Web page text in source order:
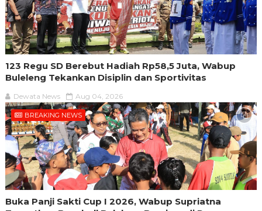
123 Regu SD Berebut Hadiah Rp58,5 Juta, Wabup
Buleleng Tekankan Disiplin dan Sportivitas
Dewata News Aug 04, 2026
BREAKING NEWS
Buka Panji Sakti Cup I 2026, Wabup Supriatna